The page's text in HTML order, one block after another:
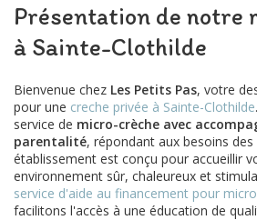
Présentation de notre
à Sainte-Clothilde
Bienvenue chez Les Petits Pas, votre
pour une creche privée à Sainte-Clothilde
service de micro-crèche avec
parentalité, répondant aux besoins
établissement est conçu pour accueillir
environnement sûr, chaleureux et
service d'aide au financement pour
facilitons l'accès à une éducation de